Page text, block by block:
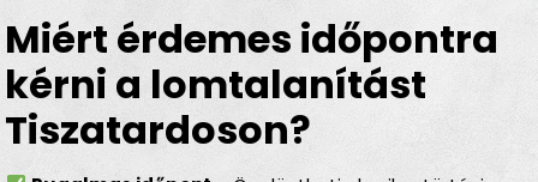
Miért érdemes időpontra
kérni a lomtalanítást
Tiszatardoson?